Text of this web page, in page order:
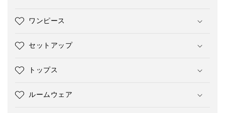
ワンピース
セットアップ
トップス
ルームウェア